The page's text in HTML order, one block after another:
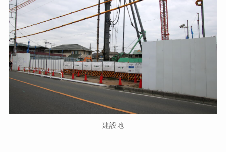
建設地